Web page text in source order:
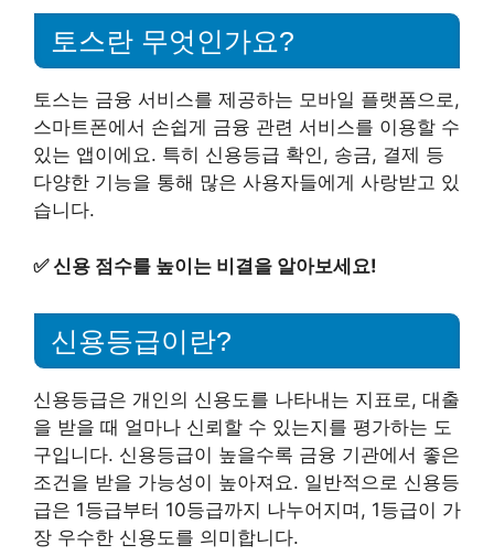
토스란 무엇인가요?
토스는 금융 서비스를 제공하는 모바일 플랫폼으로,
스마트폰에서 손쉽게 금융 관련 서비스를 이용할 수
있는 앱이에요. 특히 신용등급 확인, 송금, 결제 등
다양한 기능을 통해 많은 사용자들에게 사랑받고 있
습니다.
✅신용 점수를 높이는 비결을 알아보세요!
신용등급이란?
신용등급은 개인의 신용도를 나타내는 지표로, 대출
을 받을 때 얼마나 신뢰할 수 있는지를 평가하는 도
구입니다. 신용등급이 높을수록 금융 기관에서 좋은
조건을 받을 가능성이 높아져요. 일반적으로 신용등
급은 1등급부터 10등급까지 나누어지며, 1등급이 가
장 우수한 신용도를 의미합니다.